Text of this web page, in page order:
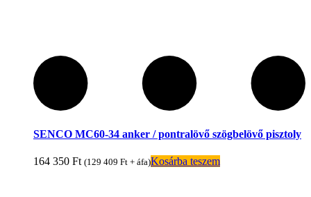
SENCO MC60-34 anker / pontralövő szögbelövő pisztoly
164 350 Ft (129 409 Ft + áfa)Kosárba teszem